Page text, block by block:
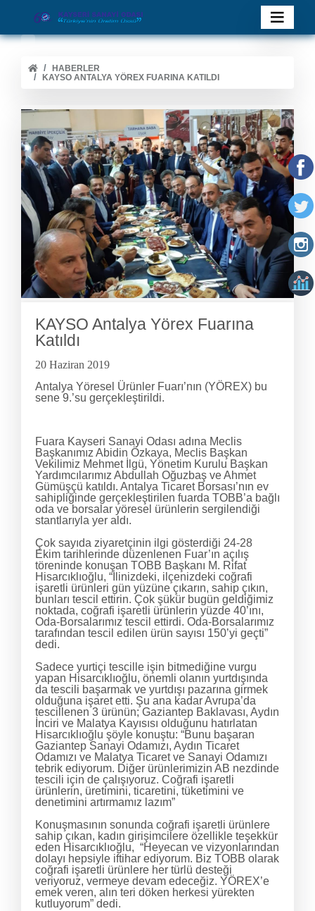
HABERLER
KAYSO ANTALYA YÖREX FUARINA KATILDI
KAYSO Antalya Yörex Fuarına
Katıldı
20 Haziran 2019
Antalya Yöresel Ürünler Fuarı’nın (YÖREX) bu
sene 9.’su gerçekleştirildi.
Fuara Kayseri Sanayi Odası adına Meclis
Başkanımız Abidin Özkaya, Meclis Başkan
Vekilimiz Mehmet İlgü, Yönetim Kurulu Başkan
Yardımcılarımız Abdullah Oğuzbaş ve Ahmet
Gümüşçü katıldı. Antalya Ticaret Borsası’nın ev
sahipliğinde gerçekleştirilen fuarda TOBB’a bağlı
oda ve borsalar yöresel ürünlerin sergilendiği
stantlarıyla yer aldı.
Çok sayıda ziyaretçinin ilgi gösterdiği 24-28
Ekim tarihlerinde düzenlenen Fuar’ın açılış
töreninde konuşan TOBB Başkanı M. Rifat
Hisarcıklıoğlu, “İlinizdeki, ilçenizdeki coğrafi
işaretli ürünleri gün yüzüne çıkarın, sahip çıkın,
bunları tescil ettirin. Çok şükür bugün geldiğimiz
noktada, coğrafi işaretli ürünlerin yüzde 40’ını,
Oda-Borsalarımız tescil ettirdi. Oda-Borsalarımız
tarafından tescil edilen ürün sayısı 150’yi geçti”
dedi.
Sadece yurtiçi tescille işin bitmediğine vurgu
yapan Hisarcıklıoğlu, önemli olanın yurtdışında
da tescili başarmak ve yurtdışı pazarına girmek
olduğuna işaret etti. Şu ana kadar Avrupa’da
tescillenen 3 ürünün; Gaziantep Baklavası, Aydın
İnciri ve Malatya Kayısısı olduğunu hatırlatan
Hisarcıklıoğlu şöyle konuştu: “Bunu başaran
Gaziantep Sanayi Odamızı, Aydın Ticaret
Odamızı ve Malatya Ticaret ve Sanayi Odamızı
tebrik ediyorum. Diğer ürünlerimizin AB nezdinde
tescili için de çalışıyoruz. Coğrafi işaretli
ürünlerin, üretimini, ticaretini, tüketimini ve
denetimini artırmamız lazım”
Konuşmasının sonunda coğrafi işaretli ürünlere
sahip çıkan, kadın girişimcilere özellikle teşekkür
eden Hisarcıklıoğlu, “Heyecan ve vizyonlarından
dolayı hepsiyle iftihar ediyorum. Biz TOBB olarak
coğrafi işaretli ürünlere her türlü desteği
veriyoruz, vermeye devam edeceğiz. YÖREX’e
emek veren, alın teri döken herkesi yürekten
kutluyorum” dedi.